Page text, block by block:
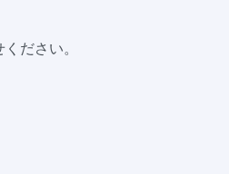
ださい。